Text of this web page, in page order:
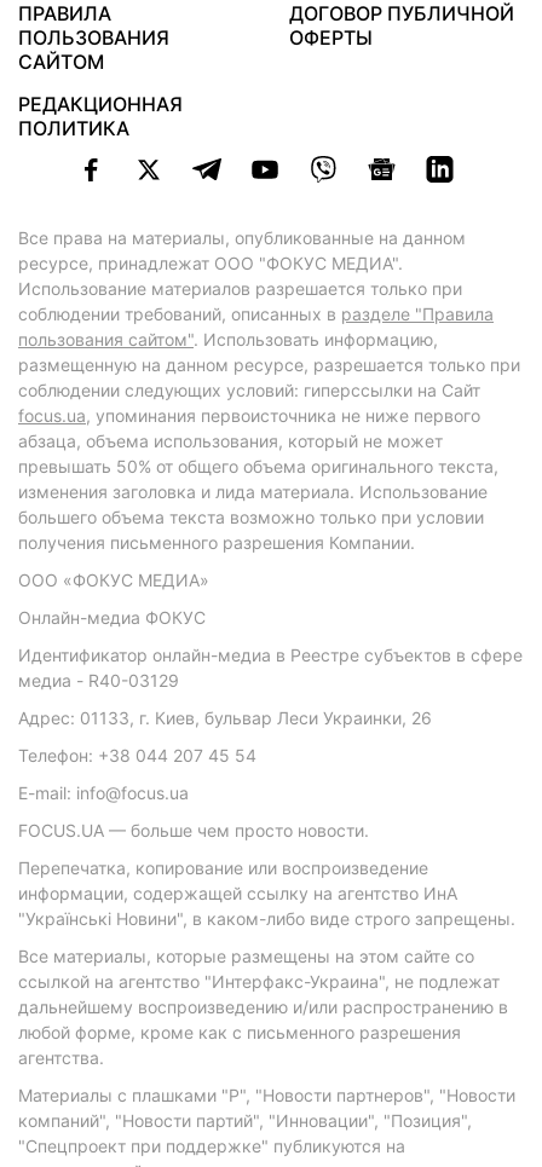
ПРАВИЛА
ПОЛЬЗОВАНИЯ
САЙТОМ
ДОГОВОР ПУБЛИЧНОЙ
ОФЕРТЫ
РЕДАКЦИОННАЯ
ПОЛИТИКА
Все права на материалы, опубликованные на данном
ресурсе, принадлежат ООО "ФОКУС МЕДИА".
Использование материалов разрешается только при
соблюдении требований, описанных в разделе "Правила
пользования сайтом". Использовать информацию,
размещенную на данном ресурсе, разрешается только при
соблюдении следующих условий: гиперссылки на Сайт
focus.ua, упоминания первоисточника не ниже первого
абзаца, объема использования, который не может
превышать 50% от общего объема оригинального текста,
изменения заголовка и лида материала. Использование
большего объема текста возможно только при условии
получения письменного разрешения Компании.
ООО «ФОКУС МЕДИА»
Онлайн-медиа ФОКУС
Идентификатор онлайн-медиа в Реестре субъектов в сфере
медиа - R40-03129
Адрес: 01133, г. Киев, бульвар Леси Украинки, 26
Телефон: +38 044 207 45 54
E-mail: info@focus.ua
FOCUS.UA — больше чем просто новости.
Перепечатка, копирование или воспроизведение
информации, содержащей ссылку на агентство ИнА
"Українські Новини", в каком-либо виде строго запрещены.
Все материалы, которые размещены на этом сайте со
ссылкой на агентство "Интерфакс-Украина", не подлежат
дальнейшему воспроизведению и/или распространению в
любой форме, кроме как с письменного разрешения
агентства.
Материалы с плашками "Р", "Новости партнеров", "Новости
компаний", "Новости партий", "Инновации", "Позиция",
"Спецпроект при поддержке" публикуются на